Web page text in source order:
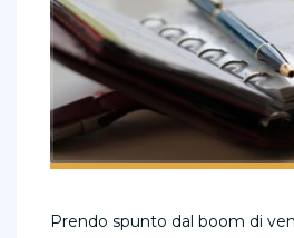
Prendo spunto dal boom di